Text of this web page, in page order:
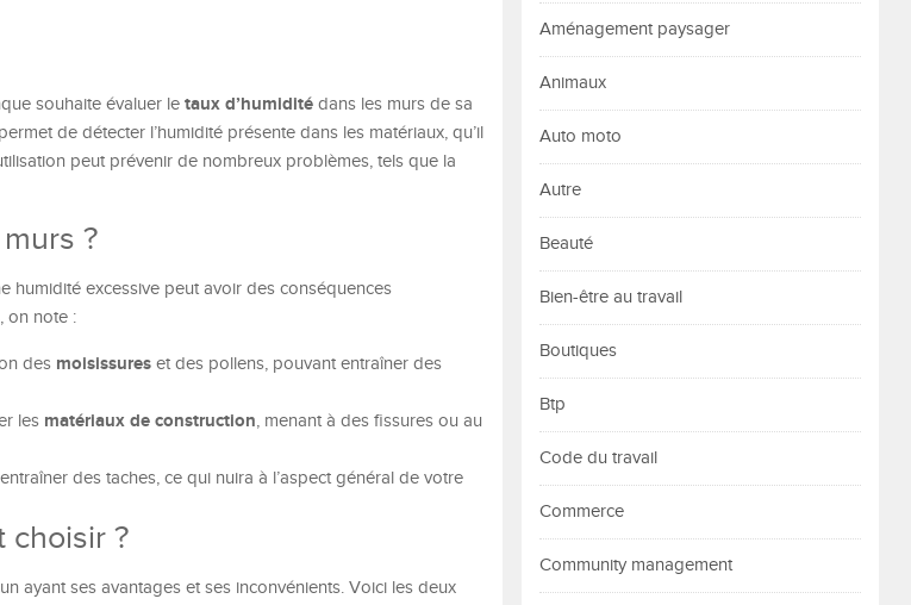
souhaite évaluer le taux d’humidité dans les murs de sa
de détecter l’humidité présente dans les matériaux, qu’il
peut prévenir de nombreux problèmes, tels que la
?
humidité excessive peut avoir des conséquences
on note :
des moisissures et des pollens, pouvant entraîner des
les matériaux de construction, menant à des fissures ou au
des taches, ce qui nuira à l’aspect général de votre
choisir ?
ayant ses avantages et ses inconvénients. Voici les deux
Aménagement paysager
Animaux
Auto moto
Autre
Beauté
Bien-être au travail
Boutiques
Btp
Code du travail
Commerce
Community management